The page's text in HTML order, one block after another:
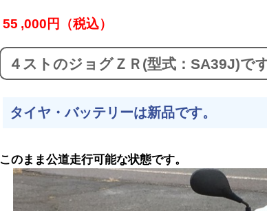
55 ,000円（税込）
４ストのジョグＺＲ(型式：SA39J)で
タイヤ・バッテリーは新品です。
このまま公道走行可能な状態です。